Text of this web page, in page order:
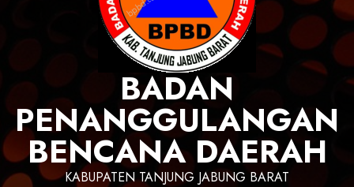
BADAN
PENANGGULANGAN
BENCANA DAERAH
KABUPATEN TANJUNG JABUNG BARAT